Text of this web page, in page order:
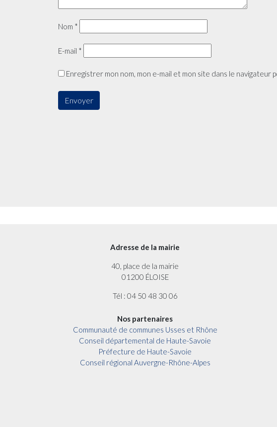
Nom *
E-mail *
Enregistrer mon nom, mon e-mail et mon site dans le navigateur
Adresse de la mairie
40, place de la mairie
01200 ÉLOISE
Tél : 04 50 48 30 06
Nos partenaires
Communauté de communes Usses et Rhône
Conseil départemental de Haute-Savoie
Préfecture de Haute-Savoie
Conseil régional Auvergne-Rhône-Alpes